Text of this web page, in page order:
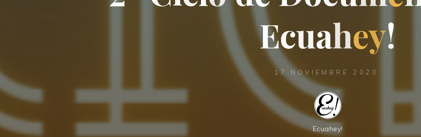
Ecuahey!
17 NOVIEMBRE 2020
Ecuahey!